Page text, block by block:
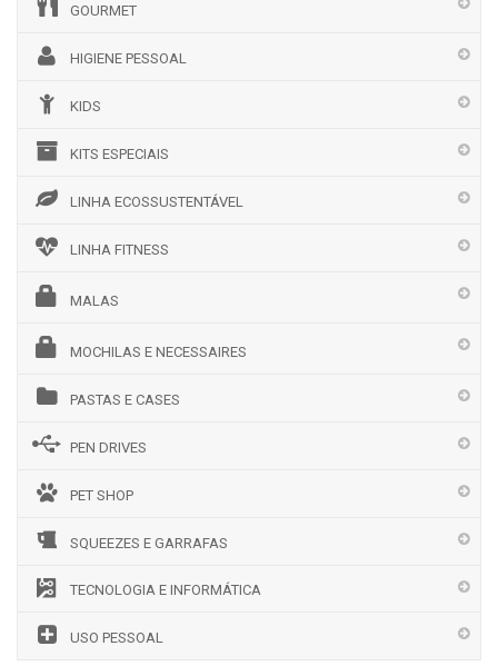
GOURMET
HIGIENE PESSOAL
KIDS
KITS ESPECIAIS
LINHA ECOSSUSTENTÁVEL
LINHA FITNESS
MALAS
MOCHILAS E NECESSAIRES
PASTAS E CASES
PEN DRIVES
PET SHOP
SQUEEZES E GARRAFAS
TECNOLOGIA E INFORMÁTICA
USO PESSOAL